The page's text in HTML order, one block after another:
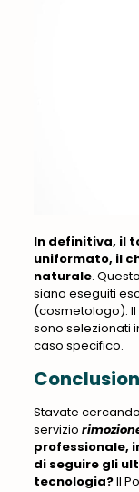
In definitiva, il
uniformato, il
naturale.
siano eseguiti
(cosmetologo).
sono selezionati
caso specifico.
Stavate
servizio
professionale,
di seguire gli
tecnologia?Il